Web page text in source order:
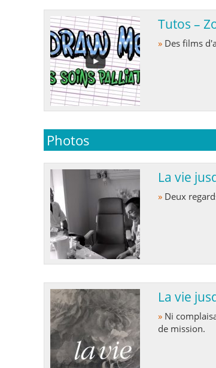
Tutos –
» Des films
Photos
La vie
» Deux
La vie
»
de mission.